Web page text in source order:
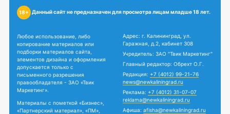
18+ Данный сайт не предназначен для просмотра лицам младше 18 лет.
Любое использование, либо
копирование материалов или
подборки материалов сайта,
элементов дизайна и оформления
допускается только с
письменного разрешения
правообладателя - ЗАО «Твик
Маркетинг».
Материалы с пометкой «Бизнес»,
«Партнерский материал», «ПМ»,
Адрес: г. Калининград, ул.
Гаражная, д.2, кабинет 308
Учредитель: ЗАО "Твик Маркетинг"
Главный редактор: Обрехт О.Г.
Редакция: +7 (4012) 99-21-76
news@newkaliningrad.ru
Реклама: +7 (4012) 31-07-07
reklama@newkaliningrad.ru
Афиша: afisha@newkaliningrad.ru